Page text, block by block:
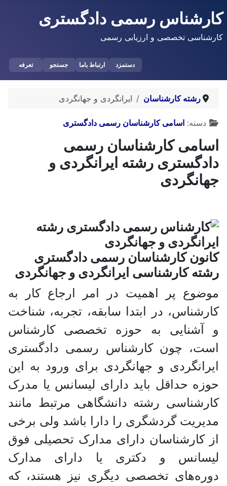
کارشناس رسمی دادگستری
کارشناسی تخصصی و ارزیابی رسمی
دستمزد ارتباط باما جستجو تعرفه
رشته کارشناسان ایرانگردی و جهانگردی
توضیحات
دسته: اسامی کارشناسان رسمی دادگستری
اسامی کارشناسان رسمی
دادگستری رشته ایرانگردی و
جهانگردی
کانون کارشناسان رسمی دادگستری
رشته کارشناسی ایرانگردی و جهانگردی
موضوع پر اهمیت در امر ارجاع کار به
کارشناس، در ابتدا سابقه، تجربه، شناخت
و آشنایی به حوزه تخصصی کارشناس
است، چون کارشناس رسمی دادگستری
ایرانگردی و جهانگردی برای ورود به این
حوزه حداقل باید دارای لیسانس یا مدرک
کارشناسی رشته دانشگاهی مرتبط مانند
مدیریت گردشگری را دارا باشد ولی برخی
از کارشناسان دارای مدارک تحصیلی فوق
لیسانس و دکتری یا دارای مدارک
دوره‌های تخصصی دیگری نیز هستند، که